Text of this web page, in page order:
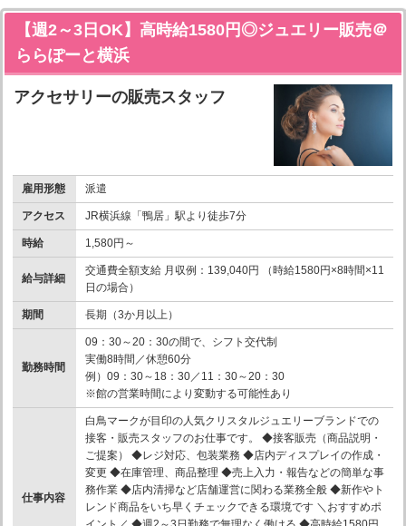
【週2～3日OK】高時給1580円◎ジュエリー販売＠
ららぽーと横浜
アクセサリーの販売スタッフ
雇用形態 派遣
アクセス JR横浜線「鴨居」駅より徒歩7分
時給 1,580円～
給与詳細
交通費全額支給 月収例：139,040円 （時給1580円×8時間×11
日の場合）
期間 長期（3か月以上）
勤務時間
09：30～20：30の間で、シフト交代制
実働8時間／休憩60分
例）09：30～18：30／11：30～20：30
※館の営業時間により変動する可能性あり
仕事内容
白鳥マークが目印の人気クリスタルジュエリーブランドでの
接客・販売スタッフのお仕事です。 ◆接客販売（商品説明・
ご提案） ◆レジ対応、包装業務 ◆店内ディスプレイの作成・
変更 ◆在庫管理、商品整理 ◆売上入力・報告などの簡単な事
務作業 ◆店内清掃など店舗運営に関わる業務全般 ◆新作やト
レンド商品をいち早くチェックできる環境です ＼おすすめポ